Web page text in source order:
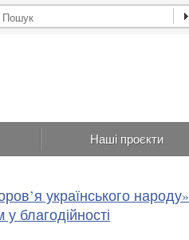
Наші проєкти
українського народу»
благодійності